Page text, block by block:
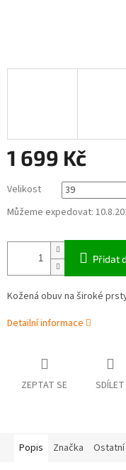
1 699 Kč
cena:
Velikost
Můžeme expedovat:
Přidat
Kožená obuv na široké
Detailní informace
ZEPTAT SE SDÍLET
Popis Značka